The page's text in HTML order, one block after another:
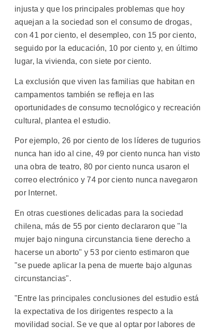
injusta y que los principales problemas que hoy
aquejan a la sociedad son el consumo de drogas,
con 41 por ciento, el desempleo, con 15 por ciento,
seguido por la educación, 10 por ciento y, en último
lugar, la vivienda, con siete por ciento.
La exclusión que viven las familias que habitan en
campamentos también se refleja en las
oportunidades de consumo tecnológico y recreación
cultural, plantea el estudio.
Por ejemplo, 26 por ciento de los líderes de tugurios
nunca han ido al cine, 49 por ciento nunca han visto
una obra de teatro, 80 por ciento nunca usaron el
correo electrónico y 74 por ciento nunca navegaron
por Internet.
En otras cuestiones delicadas para la sociedad
chilena, más de 55 por ciento declararon que "la
mujer bajo ninguna circunstancia tiene derecho a
hacerse un aborto" y 53 por ciento estimaron que
"se puede aplicar la pena de muerte bajo algunas
circunstancias".
"Entre las principales conclusiones del estudio está
la expectativa de los dirigentes respecto a la
movilidad social. Se ve que al optar por labores de